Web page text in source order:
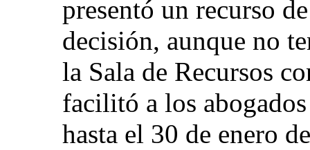
presentó un recurso
decisión, aunque no
la Sala de Recursos
facilitó a los
hasta el 30 de enero